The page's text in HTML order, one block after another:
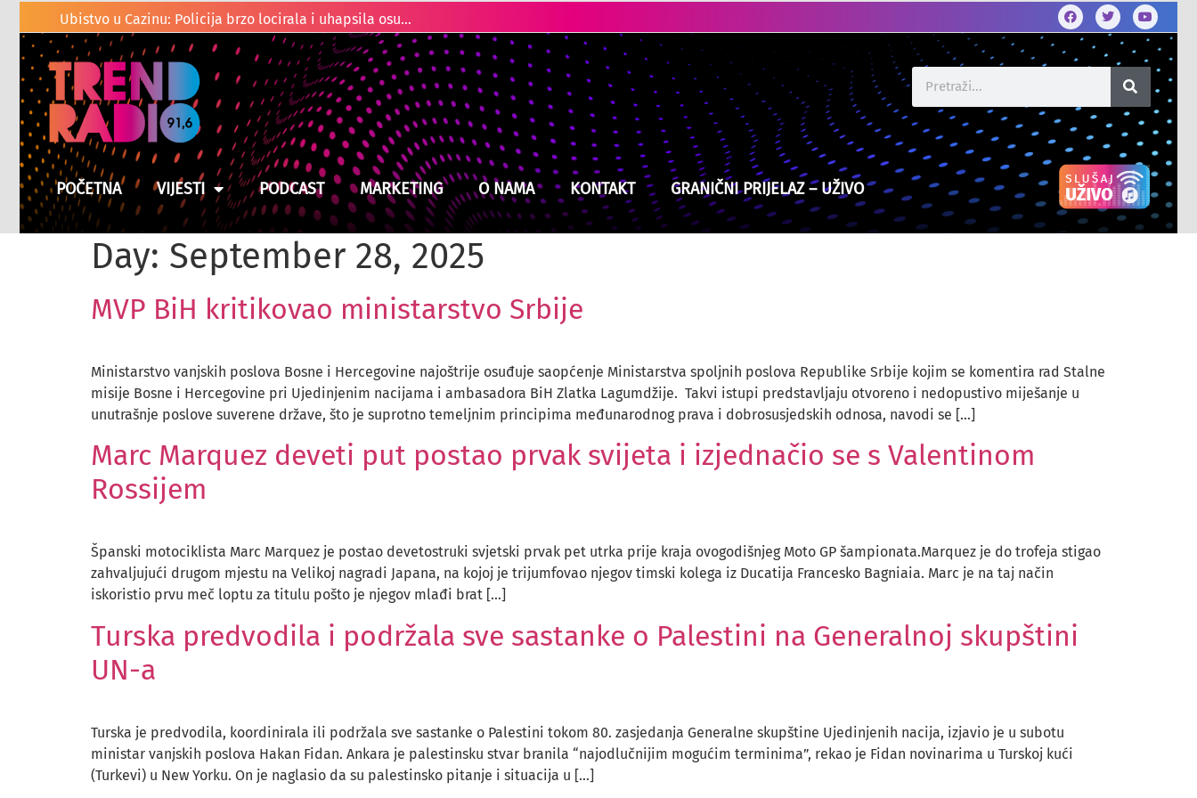
Na snazi i dalje narandžasto upozorenje: Čekaju nas visoke temperature
Toplotna kupola širi se prema Balkanu: Spremite se za temperature do 43 stepena
POČETNA VIJESTI PODCAST MARKETING O NAMA KONTAKT GRANIČNI PRIJELAZ – UŽIVO
Day: September 28, 2025
MVP BiH kritikovao ministarstvo Srbije
Ministarstvo vanjskih poslova Bosne i Hercegovine najoštrije osuđuje saopćenje Ministarstva spoljnih poslova Republike Srbije kojim se komentira rad Stalne
misije Bosne i Hercegovine pri Ujedinjenim nacijama i ambasadora BiH Zlatka Lagumdžije. Takvi istupi predstavljaju otvoreno i nedopustivo miješanje u
unutrašnje poslove suverene države, što je suprotno temeljnim principima međunarodnog prava i dobrosusjedskih odnosa, navodi se […]
Marc Marquez deveti put postao prvak svijeta i izjednačio se s Valentinom
Rossijem
Španski motociklista Marc Marquez je postao devetostruki svjetski prvak pet utrka prije kraja ovogodišnjeg Moto GP šampionata.Marquez je do trofeja stigao
zahvaljujući drugom mjestu na Velikoj nagradi Japana, na kojoj je trijumfovao njegov timski kolega iz Ducatija Francesko Bagniaia. Marc je na taj način
iskoristio prvu meč loptu za titulu pošto je njegov mlađi brat […]
Turska predvodila i podržala sve sastanke o Palestini na Generalnoj skupštini
UN-a
Turska je predvodila, koordinirala ili podržala sve sastanke o Palestini tokom 80. zasjedanja Generalne skupštine Ujedinjenih nacija, izjavio je u subotu
ministar vanjskih poslova Hakan Fidan. Ankara je palestinsku stvar branila “najodlučnijim mogućim terminima”, rekao je Fidan novinarima u Turskoj kući
(Turkevi) u New Yorku. On je naglasio da su palestinsko pitanje i situacija u […]